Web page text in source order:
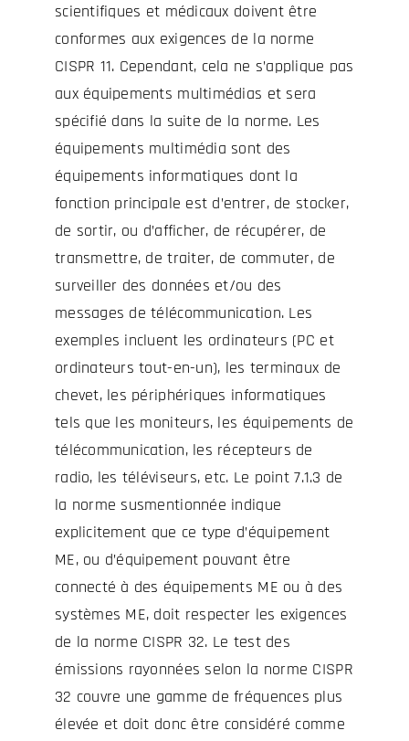
scientifiques et médicaux doivent être
conformes aux exigences de la norme
CISPR 11. Cependant, cela ne s’applique pas
aux équipements multimédias et sera
spécifié dans la suite de la norme. Les
équipements multimédia sont des
équipements informatiques dont la
fonction principale est d’entrer, de stocker,
de sortir, ou d’afficher, de récupérer, de
transmettre, de traiter, de commuter, de
surveiller des données et/ou des
messages de télécommunication. Les
exemples incluent les ordinateurs (PC et
ordinateurs tout-en-un), les terminaux de
chevet, les périphériques informatiques
tels que les moniteurs, les équipements de
télécommunication, les récepteurs de
radio, les téléviseurs, etc. Le point 7.1.3 de
la norme susmentionnée indique
explicitement que ce type d’équipement
ME, ou d’équipement pouvant être
connecté à des équipements ME ou à des
systèmes ME, doit respecter les exigences
de la norme CISPR 32. Le test des
émissions rayonnées selon la norme CISPR
32 couvre une gamme de fréquences plus
élevée et doit donc être considéré comme